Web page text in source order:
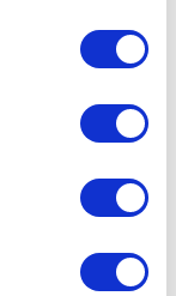
3,0 mtr med
Lyftredskapet är
seghärdade detaljer
KR